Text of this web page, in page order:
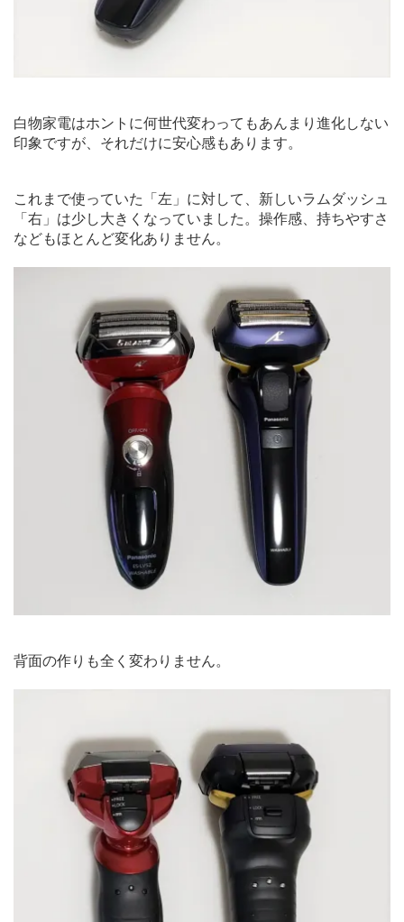
白物家電はホントに何世代変わってもあんまり進化しない
印象ですが、それだけに安心感もあります。
これまで使っていた「左」に対して、新しいラムダッシュ
「右」は少し大きくなっていました。操作感、持ちやすさ
などもほとんど変化ありません。
背面の作りも全く変わりません。